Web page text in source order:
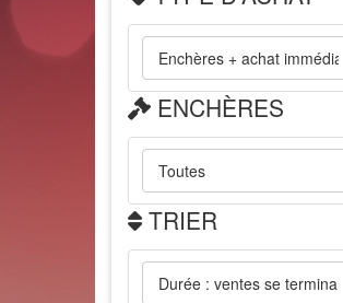
ENCHÈRES
TRIER